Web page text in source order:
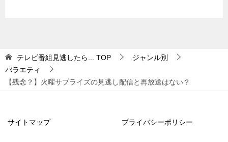
テレビ番組見逃したら... TOP
ジャンル別
バラエティ
【残念？】火曜サプライズの見逃し配信と再放送はない？
サイトマップ プライバシーポリシー